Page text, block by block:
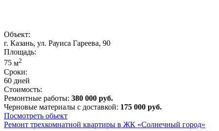
Объект:
г. Казань, ул. Рауиса Гареева, 90
Площадь:
75 м2
Сроки:
60 дней
Стоимость:
Ремонтные работы: 380 000 руб.
Черновые материалы с доставкой: 175 000 руб.
Посмотреть обьект
Ремонт трехкомнатной квартиры в ЖК «Солнечный город»